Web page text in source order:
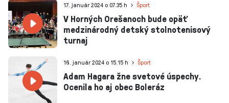
V Horných Orešanoch bude opäť
medzinárodný detský stolnotenisový
turnaj
17. január 2024 o 07.35 h Šport
Adam Hagara žne svetové úspechy.
Ocenila ho aj obec Boleráz
16. január 2024 o 15.15 h Šport